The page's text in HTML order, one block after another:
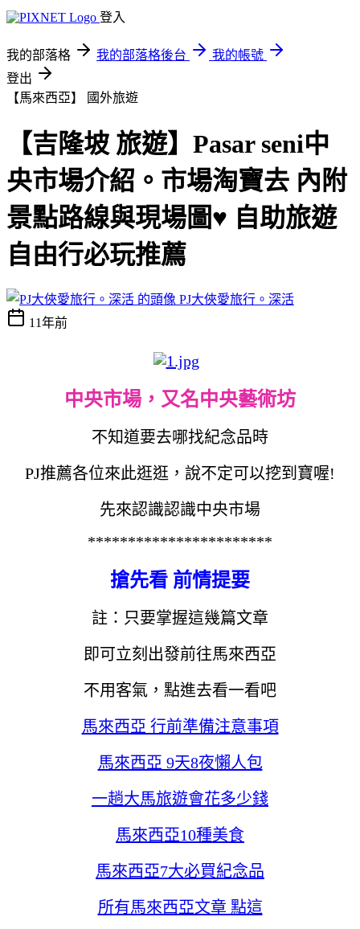
登入
我的部落格 我的部落格後台
我的帳號
登出
【馬來西亞】
國外旅遊
【吉隆坡 旅遊】Pasar seni中
央市場介紹。市場淘寶去 內附
景點路線與現場圖♥ 自助旅遊
自由行必玩推薦
PJ大俠愛旅行。深活
11年前
中央市場，又名中央藝術坊
不知道要去哪找紀念品時
PJ推薦各位來此逛逛，說不定可以挖到寶喔!
先來認識認識中央市場
***********************
搶先看 前情提要
註：只要掌握這幾篇文章
即可立刻出發前往馬來西亞
不用客氣，點進去看一看吧
馬來西亞 行前準備注意事項
馬來西亞 9天8夜懶人包
一趟大馬旅遊會花多少錢
馬來西亞10種美食
馬來西亞7大必買紀念品
所有馬來西亞文章 點這